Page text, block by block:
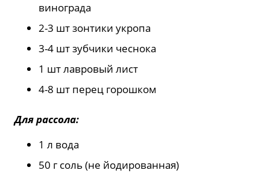
винограда
2-3 шт зонтики укропа
3-4 шт зубчики чеснока
1 шт лавровый лист
4-8 шт перец горошком
Для рассола:
1 л вода
50 г соль (не йодированная)